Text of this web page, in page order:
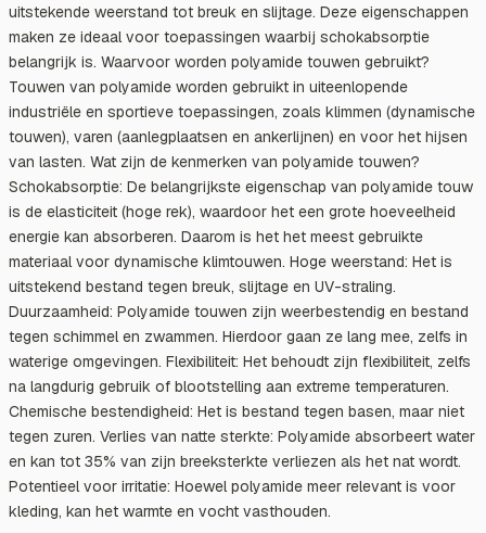
uitstekende weerstand tot breuk en slijtage. Deze eigenschappen
maken ze ideaal voor toepassingen waarbij schokabsorptie
belangrijk is. Waarvoor worden polyamide touwen gebruikt?
Touwen van polyamide worden gebruikt in uiteenlopende
industriële en sportieve toepassingen, zoals klimmen (dynamische
touwen), varen (aanlegplaatsen en ankerlijnen) en voor het hijsen
van lasten. Wat zijn de kenmerken van polyamide touwen?
Schokabsorptie: De belangrijkste eigenschap van polyamide touw
is de elasticiteit (hoge rek), waardoor het een grote hoeveelheid
energie kan absorberen. Daarom is het het meest gebruikte
materiaal voor dynamische klimtouwen. Hoge weerstand: Het is
uitstekend bestand tegen breuk, slijtage en UV-straling.
Duurzaamheid: Polyamide touwen zijn weerbestendig en bestand
tegen schimmel en zwammen. Hierdoor gaan ze lang mee, zelfs in
waterige omgevingen. Flexibiliteit: Het behoudt zijn flexibiliteit, zelfs
na langdurig gebruik of blootstelling aan extreme temperaturen.
Chemische bestendigheid: Het is bestand tegen basen, maar niet
tegen zuren. Verlies van natte sterkte: Polyamide absorbeert water
en kan tot 35% van zijn breeksterkte verliezen als het nat wordt.
Potentieel voor irritatie: Hoewel polyamide meer relevant is voor
kleding, kan het warmte en vocht vasthouden.